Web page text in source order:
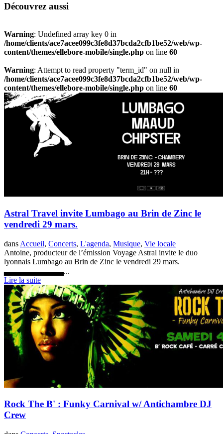
Découvrez aussi
Warning: Undefined array key 0 in
/home/clients/ace7acee099c3fe8d37bcda2cfb1be52/web/wp-
content/themes/ellebore-mobile/single.php on line 60
Warning: Attempt to read property "term_id" on null in
/home/clients/ace7acee099c3fe8d37bcda2cfb1be52/web/wp-
content/themes/ellebore-mobile/single.php on line 60
Astral Travel invite Lumbago au Brin de Zinc le
vendredi 29 mars.
dans Accueil, Concerts, L'agenda, Musique, Vie locale
Antoine, producteur de l’émission Voyage Astral invite le duo
lyonnais Lumbago au Brin de Zinc le vendredi 29 mars.
▃▃▃▃▃▃▃▃▃▃...
Lire la suite
Rock The B' : Funky Carnival w/ Antichambre DJ
Crew